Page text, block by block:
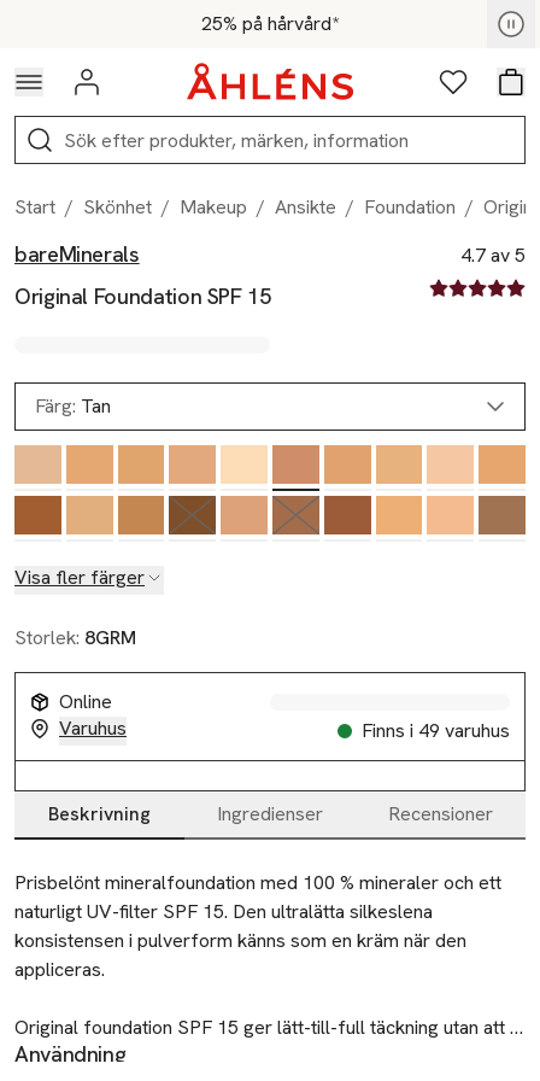
Hoppa till navigationsmenyn25% på hårvård*
För medlemmar - Shoppa nu
Logga in Favoriter
Sök
Start / Skönhet / Makeup / Ansikte / Foundation /
Produktbilder
Hoppa över bildspelet
bareMinerals
Original Foundation SPF 15
4.7 av 5
4.7 av fem
Färg: Tan
Visa fler färger
Storlek: 8GRM
Online
Varuhus
Finns i 49 varuhus
Produktinformation
Beskrivning Ingredienser Recensioner
Beskrivning
Prisbelönt mineralfoundation med 100 % mineraler och ett
naturligt UV-filter SPF 15. Den ultralätta silkeslena
konsistensen i pulverform känns som en kräm när den
appliceras.
Original foundation SPF 15 ger lätt-till-full täckning utan att
kännas tung och kakig. Den ger en naturligt lystergivande
Användning